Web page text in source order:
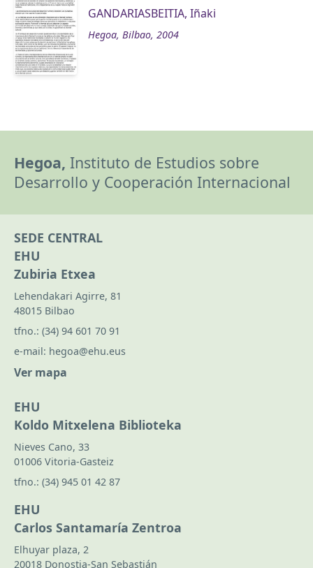
GANDARIASBEITIA, Iñaki
Hegoa, Bilbao, 2004
Hegoa, Instituto de Estudios sobre
Desarrollo y Cooperación Internacional
SEDE CENTRAL
EHU
Zubiria Etxea
Lehendakari Agirre, 81
48015 Bilbao
tfno.: (34) 94 601 70 91
e-mail: hegoa@ehu.eus
Ver mapa
EHU
Koldo Mitxelena Biblioteka
Nieves Cano, 33
01006 Vitoria-Gasteiz
tfno.: (34) 945 01 42 87
EHU
Carlos Santamaría Zentroa
Elhuyar plaza, 2
20018 Donostia-San Sebastián